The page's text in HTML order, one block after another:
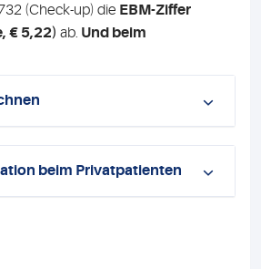
(Check-up) die EBM-Ziffer
€ 5,22) ab. Und beim
beim Privatpatienten